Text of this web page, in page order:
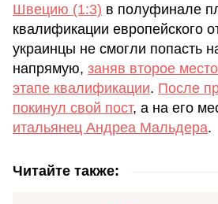
Швецию (1:3) в полуфинале
квалификации европейского
украинцы не смогли попасть
напрямую, заняв второе
этапе квалификации. После
покинул свой пост, а на его
итальянец Андреа Мальдера.
Читайте также: